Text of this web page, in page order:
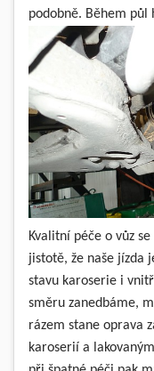
podobně. Během půl
Kvalitní péče o vůz
jistotě, že naše jízda
stavu karoserie i
směru zanedbáme,
rázem stane oprava
karoserií a